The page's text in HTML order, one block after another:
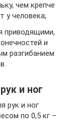
чем крепче
у человека;
приводящими,
и
разгибанием
и ног
рук и ног
по 0,5 кг –